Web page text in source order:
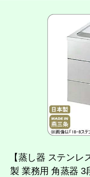
【蒸し器 ステン
製 業務用 角蒸器 3